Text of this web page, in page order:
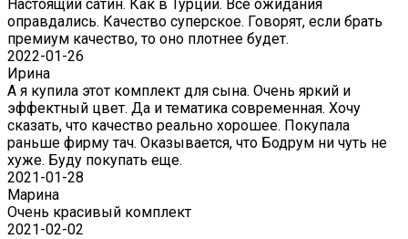
Настоящий сатин. Как в Турции. Все ожидания
оправдались. Качество суперское. Говорят, если брать
премиум качество, то оно плотнее будет.
2022-01-26
Ирина
А я купила этот комплект для сына. Очень яркий и
эффектный цвет. Да и тематика современная. Хочу
сказать, что качество реально хорошее. Покупала
раньше фирму тач. Оказывается, что Бодрум ни чуть не
хуже. Буду покупать еще.
2021-01-28
Марина
Очень красивый комплект
2021-02-02